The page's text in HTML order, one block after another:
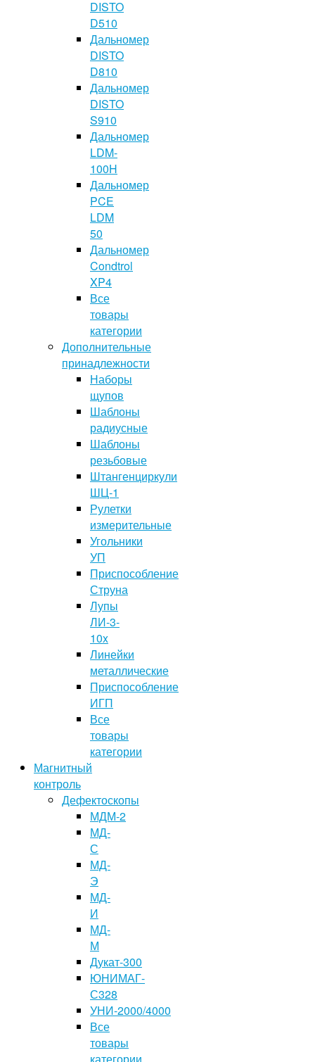
DISTO
D510
Дальномер
DISTO
D810
Дальномер
DISTO
S910
Дальномер
LDM-
100H
Дальномер
PCE
LDM
50
Дальномер
Condtrol
XP4
Все
товары
категории
Дополнительные
принадлежности
Наборы
щупов
Шаблоны
радиусные
Шаблоны
резьбовые
Штангенциркули
ШЦ-1
Рулетки
измерительные
Угольники
УП
Приспособление
Струна
Лупы
ЛИ-3-
10x
Линейки
металлические
Приспособление
ИГП
Все
товары
категории
Магнитный
контроль
Дефектоскопы
МДМ-2
МД-
С
МД-
Э
МД-
И
МД-
М
Дукат-300
ЮНИМАГ-
С328
УНИ-2000/4000
Все
товары